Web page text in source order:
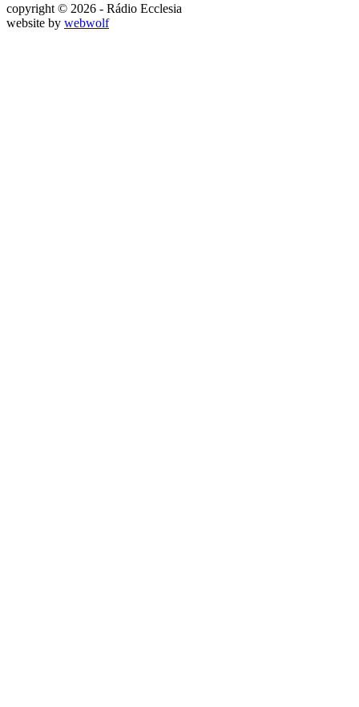
copyright © 2026 - Rádio Ecclesia
website by webwolf